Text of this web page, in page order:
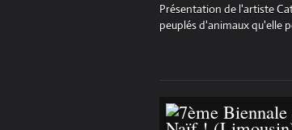
Présentation de l'artiste
peuplés d'animaux qu'elle